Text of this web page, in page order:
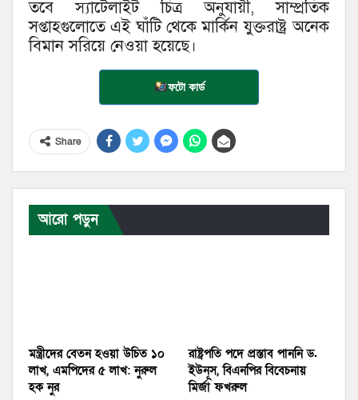
তবে স্যাটেলাইট চিত্র অনুযায়ী, সাম্প্রতিক
সপ্তাহগুলোতে এই ঘাঁটি থেকে মার্কিন যুক্তরাষ্ট্র অনেক
বিমান সরিয়ে নেওয়া হয়েছে।
ফটো কার্ড
Share
আরো পড়ুন
মন্ত্রীদের বেতন হওয়া উচিত ১০
লাখ, এমপিদের ৫ লাখ: নুরুল
হক নুর
রাষ্ট্রপতি পদে প্রস্তাব পাননি ড.
ইউনূস, বিএনপির বিবেচনায়
মির্জা ফখরুল